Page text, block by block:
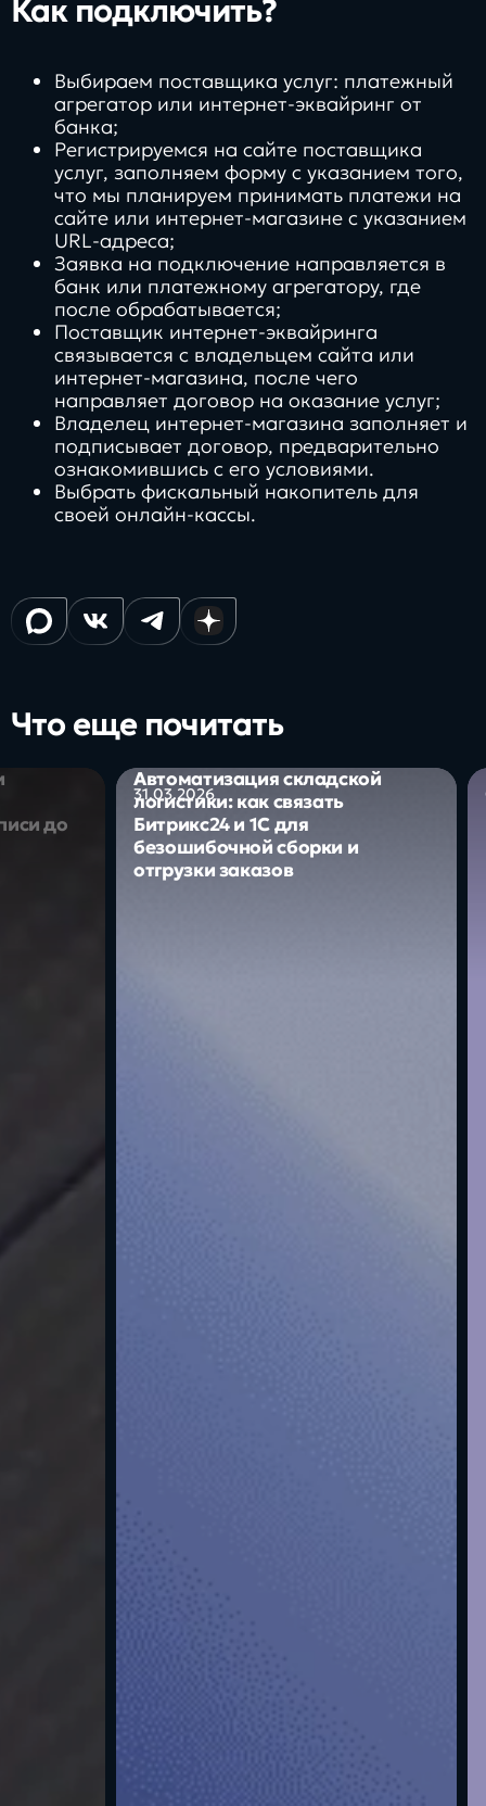
Как подключить?
Выбираем поставщика услуг: платежный
агрегатор или интернет-эквайринг от
банка;
Регистрируемся на сайте поставщика
услуг, заполняем форму с указанием того,
что мы планируем принимать платежи на
сайте или интернет-магазине с указанием
URL-адреса;
Заявка на подключение направляется в
банк или платежному агрегатору, где
после обрабатывается;
Поставщик интернет-эквайринга
связывается с владельцем сайта или
интернет-магазина, после чего
направляет договор на оказание услуг;
Владелец интернет-магазина заполняет и
подписывает договор, предварительно
ознакомившись с его условиями.
Выбрать фискальный накопитель для
своей онлайн-кассы.
Что еще почитать
до
31.03.2026
Автоматизация складской
логистики: как связать
Битрикс24 и 1С для
безошибочной сборки и
отгрузки заказов